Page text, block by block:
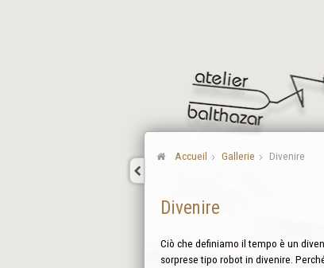
Accueil Gallerie Divenire
Divenire
Ciò che definiamo il tempo è un
sorprese tipo robot in divenire.